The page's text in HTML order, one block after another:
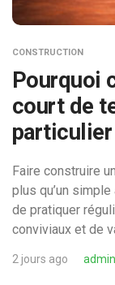
CONSTRUCTION
Pourquoi
court de
particulier
Faire construire
plus qu’un
de pratiquer
conviviaux et de
2 jours ago admin